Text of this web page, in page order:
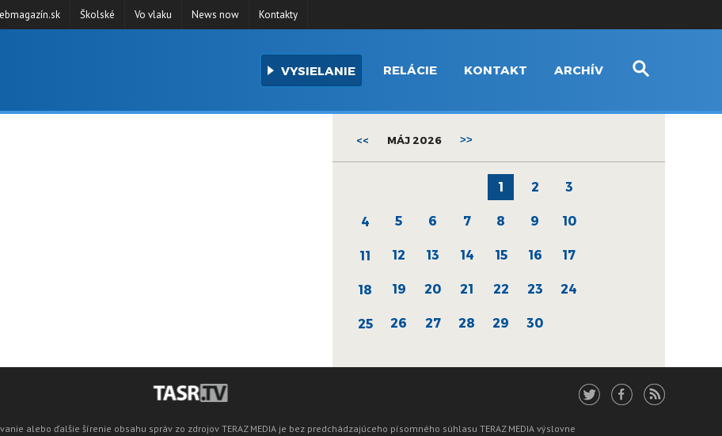
Školské Vo vlaku News now Kontakty
VYSIELANIE RELÁCIE KONTAKT ARCHÍV
<< MÁJ 2026 >>
1 2 3
4 5 6 7 8 9 10
11 12 13 14 15 16 17
18 19 20 21 22 23 24
25 26 27 28 29 30
alebo ďalšie šírenie obsahu správ zo zdrojov TERAZ MEDIA je bez predchádzajúceho písomného súhlasu TERAZ MEDIA výslovne